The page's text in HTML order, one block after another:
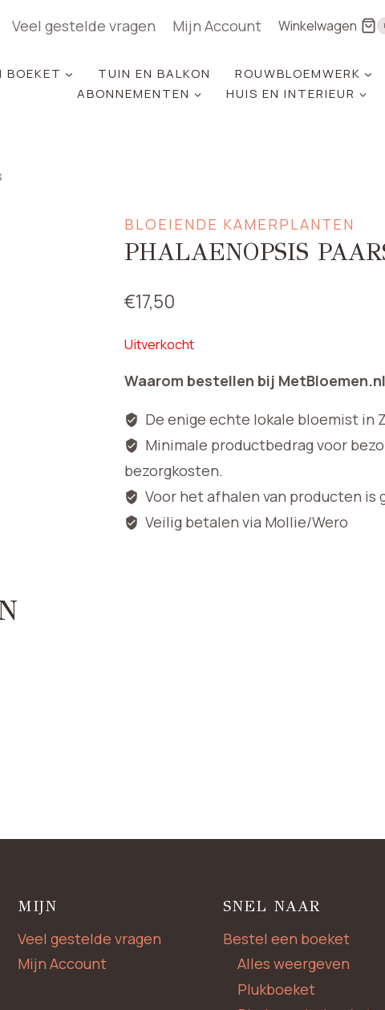
Veel gestelde vragen Mijn Account Winkelwagen
BOEKET TUIN EN BALKON ROUWBLOEMWERK
ABONNEMENTEN
HUIS EN INTERIEUR
BLOEIENDE KAMERPLANTEN
PHALAENOPSIS
€17,50
Uitverkocht
Waarom bestellen bij MetBloemen.nl
De enige echte lokale bloemist in
Minimale productbedrag voor
bezorgkosten.
Voor het afhalen van producten is
Veilig betalen via Mollie/Wero
MIJN
Veel gestelde vragen
Mijn Account
SNEL NAAR
Bestel een boeket
Alles weergeven
Plukboeket